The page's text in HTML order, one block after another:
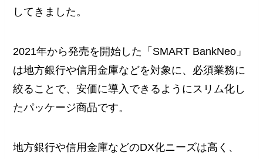
してきました。
2021年から発売を開始した「SMART BankNeo」
は地方銀行や信用金庫などを対象に、必須業務に
絞ることで、安価に導入できるようにスリム化し
たパッケージ商品です。
地方銀行や信用金庫などのDX化ニーズは高く、